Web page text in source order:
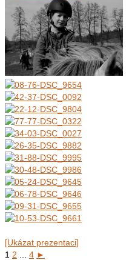
[Ukázat prezentaci]
1 2 4 ►